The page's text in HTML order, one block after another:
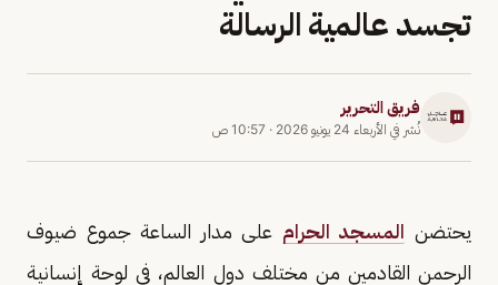
تجسد عالمية الرسالة
فريق التحرير
نُشر في الأربعاء 24 يونيو 2026 · 10:57 ص
يحتضن المسجد الحرام على مدار الساعة جموع ضيوف
الرحمن القادمين من مختلف دول العالم، في لوحة إنسانية